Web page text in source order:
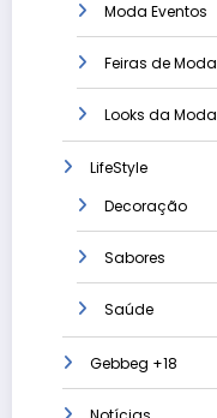
Moda Eventos
Feiras de Moda
Looks da Moda
LifeStyle
Decoração
Sabores
Saúde
Gebbeg +18